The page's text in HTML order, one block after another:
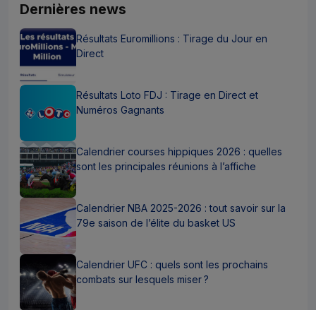
Dernières news
Résultats Euromillions : Tirage du Jour en
Direct
Résultats Loto FDJ : Tirage en Direct et
Numéros Gagnants
Calendrier courses hippiques 2026 : quelles
sont les principales réunions à l’affiche
Calendrier NBA 2025-2026 : tout savoir sur la
79e saison de l’élite du basket US
Calendrier UFC : quels sont les prochains
combats sur lesquels miser ?